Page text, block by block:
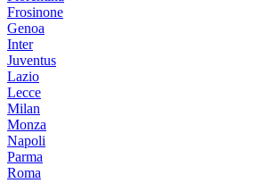
Frosinone
Genoa
Inter
Juventus
Lazio
Lecce
Milan
Monza
Napoli
Parma
Roma